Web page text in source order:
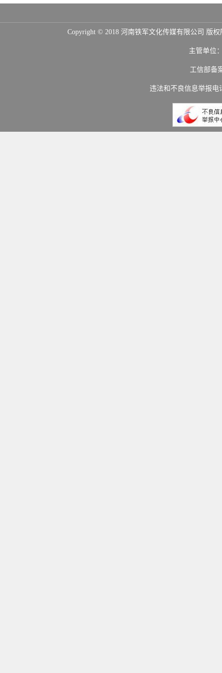
Copyright © 2018 河南铁军文化传媒有限公司 版
主管单位
工信部备
违法和不良信息举报